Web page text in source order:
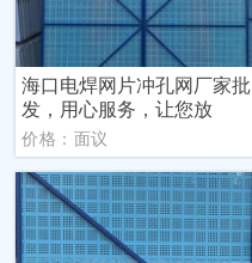
海口电焊网片冲孔网厂家批
发，用心服务，让您放
价格：面议